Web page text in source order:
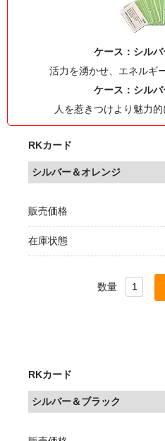
ケース：シル
活力を湧かせ、エネルギ
ケース：シル
人を惹きつけより魅力
RKカード
シルバー＆オレンジ
販売価格
在庫状態
数量
RKカード
シルバー＆ブラック